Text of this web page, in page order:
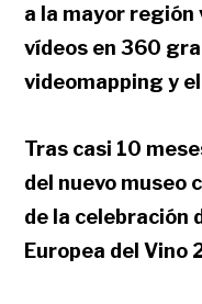
a la mayor
vídeos en 360
videomapping y
Tras casi 10
del nuevo museo
de la celebración
Europea del Vino